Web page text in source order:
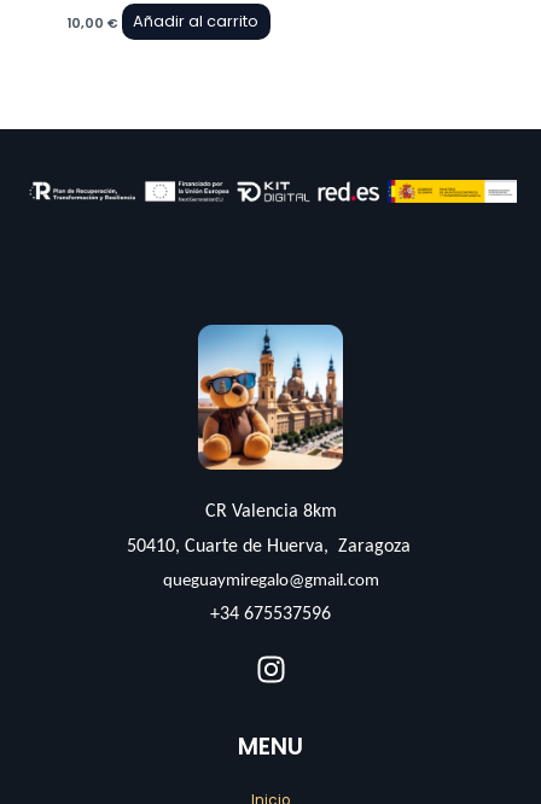
10,00 € Añadir al carrito
CR Valencia 8km
50410, Cuarte de Huerva, Zaragoza
queguaymiregalo@gmail.com
+34 675537596
MENU
Inicio